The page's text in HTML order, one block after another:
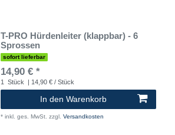
T-PRO Hürdenleiter (klappbar) - 6
Sprossen
sofort lieferbar
14,90 € *
1 Stück | 14,90 € / Stück
In den Warenkorb
* inkl. ges. MwSt. zzgl. Versandkosten